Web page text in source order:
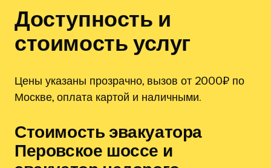
Доступность и
стоимость услуг
Цены указаны прозрачно, вызов от 2000₽ по
Москве, оплата картой и наличными.
Стоимость эвакуатора
Перовское шоссе и